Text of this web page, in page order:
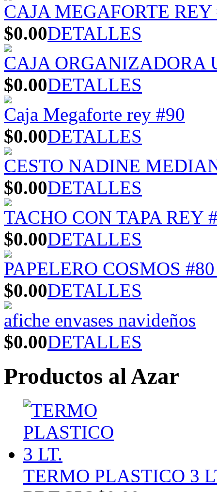
CAJA MEGAFORTE
$0.00DETALLES
CAJA ORGANIZADORA
$0.00DETALLES
Caja Megaforte rey #90
$0.00DETALLES
CESTO NADINE
$0.00DETALLES
TACHO CON TAPA REY
$0.00DETALLES
PAPELERO COSMOS
$0.00DETALLES
afiche envases navideños
$0.00DETALLES
Productos al Azar
TERMO PLASTICO 3